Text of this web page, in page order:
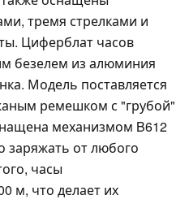
тремя стрелками и
Циферблат часов
безелем из алюминия
Модель поставляется
ремешком с "грубой"
механизмом B612
заряжать от любого
часы
м, что делает их